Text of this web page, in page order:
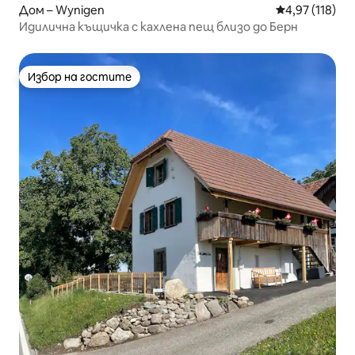
Дом – Wynigen Средна
4,97 (118)
Идилична къщичка с кахлена пещ близо до Берн
Избор на гостите
Избор на гостите